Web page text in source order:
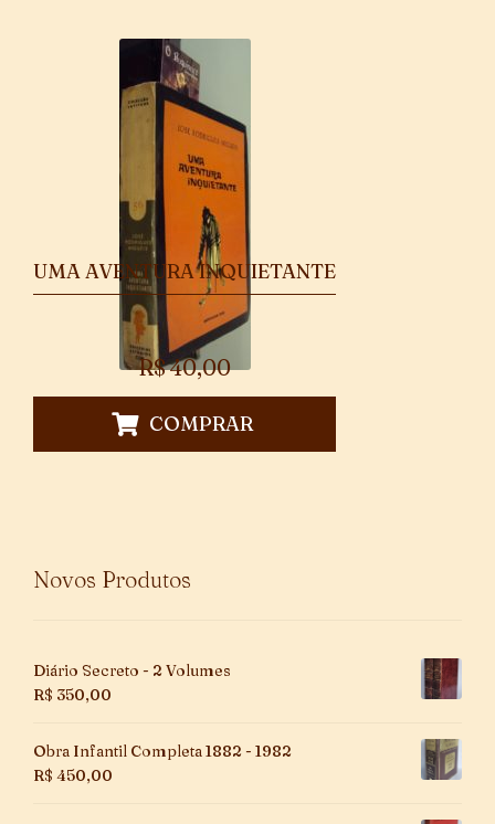
UMA AVENTURA INQUIETANTE
R$40,00
COMPRAR
Novos Produtos
Diário Secreto - 2 Volumes
R$ 350,00
Obra Infantil Completa 1882 - 1982
R$ 450,00